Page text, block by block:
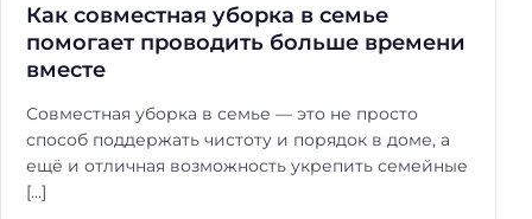
Как совместная уборка в семье
помогает проводить больше времени
вместе
Совместная уборка в семье — это не просто
способ поддержать чистоту и порядок в доме, а
ещё и отличная возможность укрепить семейные
[…]